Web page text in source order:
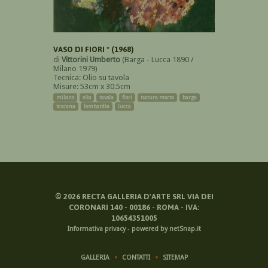
VASO DI FIORI * (1968)
di Vittorini Umberto (Barga - Lucca 1890 /
Milano 1979)
Tecnica: Olio su tavola
Misure: 53cm x 30.5cm
milano olio tavola fiori natura morta
barga
toscana
lombardia lucca
© 2026RECTA GALLERIA D'ARTE SRL VIA DEI
CORONARI 140 - 00186 - ROMA - IVA:
10654351005
Informativa privacy- powered by netSnap.it
GALLERIA CONTATTI SITEMAP